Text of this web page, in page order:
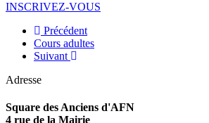
INSCRIVEZ-VOUS
Précédent
Cours adultes
Suivant
Adresse
Square des Anciens d'AFN
4 rue de la Mairie